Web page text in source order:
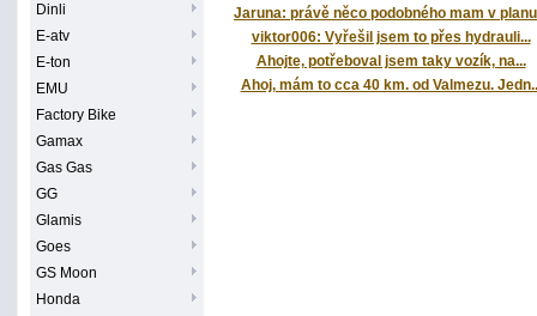
Dinli
E-atv
E-ton
EMU
Factory Bike
Gamax
Gas Gas
GG
Glamis
Goes
GS Moon
Honda
Jaruna: právě něco podobného mam v
viktor006: Vyřešil jsem to přes hydrauli...
Ahojte, potřeboval jsem taky vozík, na...
Ahoj, mám to cca 40 km. od Valmezu.